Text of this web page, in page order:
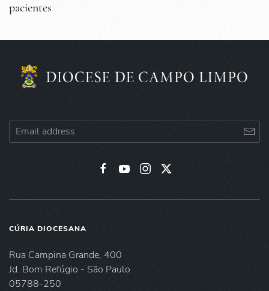
pacientes
CÚRIA DIOCESANA
Rua Campina Grande, 400
Jd. Bom Refúgio - São Paulo
05788-250